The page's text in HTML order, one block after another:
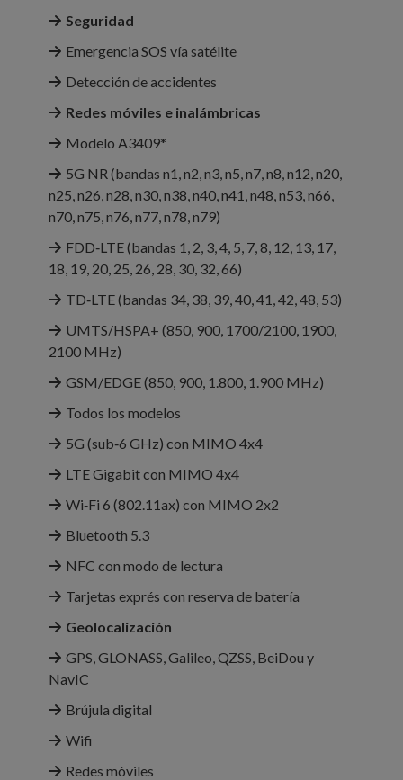
Seguridad
Emergencia SOS vía satélite
Detección de accidentes
Redes móviles e inalámbricas
Modelo A3409*
5G NR (bandas n1, n2, n3, n5, n7, n8, n12, n20,
n25, n26, n28, n30, n38, n40, n41, n48, n53, n66,
n70, n75, n76, n77, n78, n79)
FDD‑LTE (bandas 1, 2, 3, 4, 5, 7, 8, 12, 13, 17,
18, 19, 20, 25, 26, 28, 30, 32, 66)
TD‑LTE (bandas 34, 38, 39, 40, 41, 42, 48, 53)
UMTS/HSPA+ (850, 900, 1700/2100, 1900,
2100 MHz)
GSM/EDGE (850, 900, 1.800, 1.900 MHz)
Todos los modelos
5G (sub‑6 GHz) con MIMO 4x4
LTE Gigabit con MIMO 4x4
Wi‑Fi 6 (802.11ax) con MIMO 2x2
Bluetooth 5.3
NFC con modo de lectura
Tarjetas exprés con reserva de batería
Geolocalización
GPS, GLONASS, Galileo, QZSS, BeiDou y
NavIC
Brújula digital
Wifi
Redes móviles